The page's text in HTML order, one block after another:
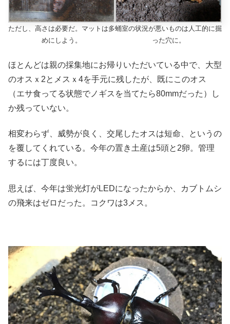
ただし、高さは必要だ。マットは多
めにしよう。
蛹室の状況が悪いものは人工的に掘
った穴に。
ほとんどは親の採集地にお帰りいただいている中で、大型
のオスｘ2とメスｘ4を手元に残したが、既にこのオス
（エサ食ってる状態でノギスを当てたら80mmだった）し
か残っていない。
相変わらず、威勢が良く、交尾したオスは短命、というの
を覆してくれている。今年の置き土産は5頭と2卵。管理
するには丁度良い。
思えば、今年は蛍光灯がLEDになったからか、カブトムシ
の飛来はゼロだった。コクワは3メス。